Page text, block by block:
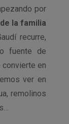
por
la familia
recurre,
fuente de
convierte en
ver en
remolinos